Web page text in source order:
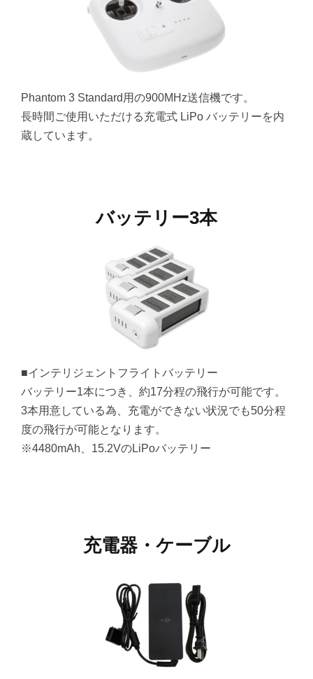
Phantom 3 Standard用の900MHz送信機です。
長時間ご使用いただける充電式 LiPo バッテリーを内
蔵しています。
バッテリー3本
■インテリジェントフライトバッテリー
バッテリー1本につき、約17分程の飛行が可能です。
3本用意している為、充電ができない状況でも50分程
度の飛行が可能となります。
※4480mAh、15.2VのLiPoバッテリー
充電器・ケーブル